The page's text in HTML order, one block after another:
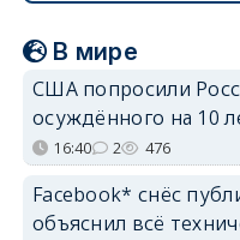
В мире
США попросили
осуждённого на 10
16:40 2 476
Facebook* снёс
объяснил всё